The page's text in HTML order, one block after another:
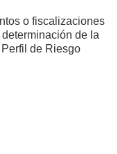
o fiscalizaciones
de la
de Riesgo